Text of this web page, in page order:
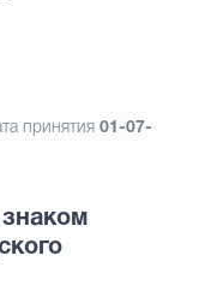
принятия 01-07-